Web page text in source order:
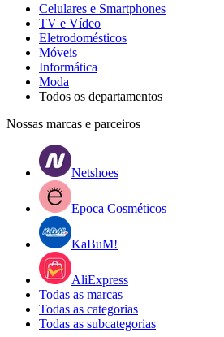
Celulares e Smartphones
TV e Vídeo
Eletrodomésticos
Móveis
Informática
Moda
Todos os departamentos
Nossas marcas e parceiros
Netshoes
Epoca Cosméticos
KaBuM!
AliExpress
Todas as marcas
Todas as categorias
Todas as subcategorias